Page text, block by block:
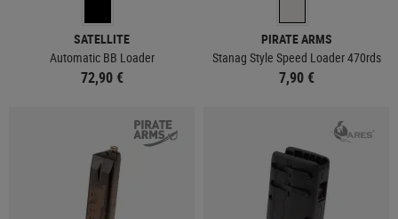
SATELLITE
Automatic BB Loader
72,90 €
PIRATE ARMS
Stanag Style Speed Loader 470rds
7,90 €